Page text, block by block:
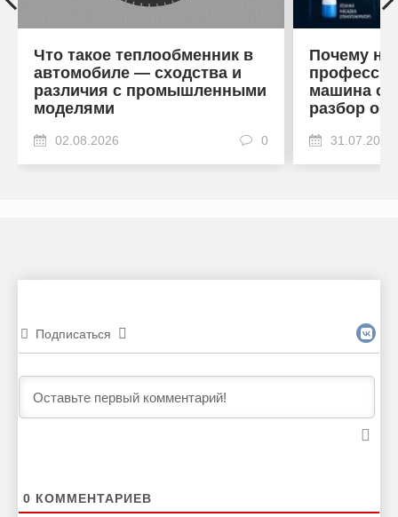
Что такое теплообменник в
автомобиле — сходства и
различия с промышленными
моделями
02.08.2026 0
Почему на
машина
разбор
31.07.2026
Подписаться
0 КОММЕНТАРИЕВ